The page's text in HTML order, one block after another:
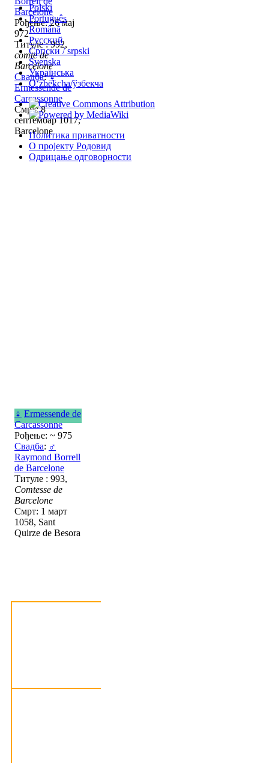
Barcelone
Рођење: 26 мај
972
Титуле : 992,
comte de
Barcelone
Свадба:♀
Ermessende de
Carcassonne
Смрт: 8
септембар 1017,
Barcelone
♀ Ermessende de
Carcassonne
Рођење: ~ 975
Свадба: ♂
Raymond Borrell
de Barcelone
Титуле : 993,
Comtesse de
Barcelone
Смрт: 1 март
1058, Sant
Quirze de Besora
Polski
Português
Română
Русский
Српски / srpski
Svenska
Українська
Oʻzbekcha/ўзбекча
Политика приватности
О пројекту Родовид
Одрицање одговорности